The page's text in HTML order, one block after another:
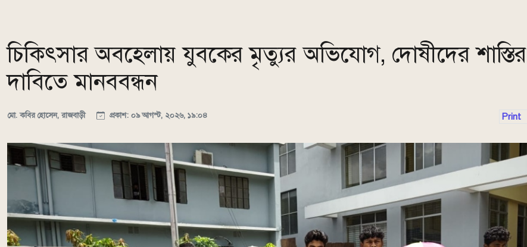
চিকিৎসার অবহেলায় যুবকের মৃত্যুর অভিযোগ, দোষীদের শাস্তির
দাবিতে মানববন্ধন
মো. কবির হোসেন, রাজবাড়ী প্রকাশ: ০৯ আগস্ট, ২০২৬, ১৯:০৪ Print